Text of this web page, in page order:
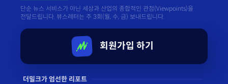
단순 뉴스 서비스가 아닌 세상과 산업의 종합적인 관점(Viewpoints)을
전달드립니다. 뷰스레터는 주 3회(월, 수, 금) 보내드립니다.
회원가입 하기
더밀크가 엄선한 리포트